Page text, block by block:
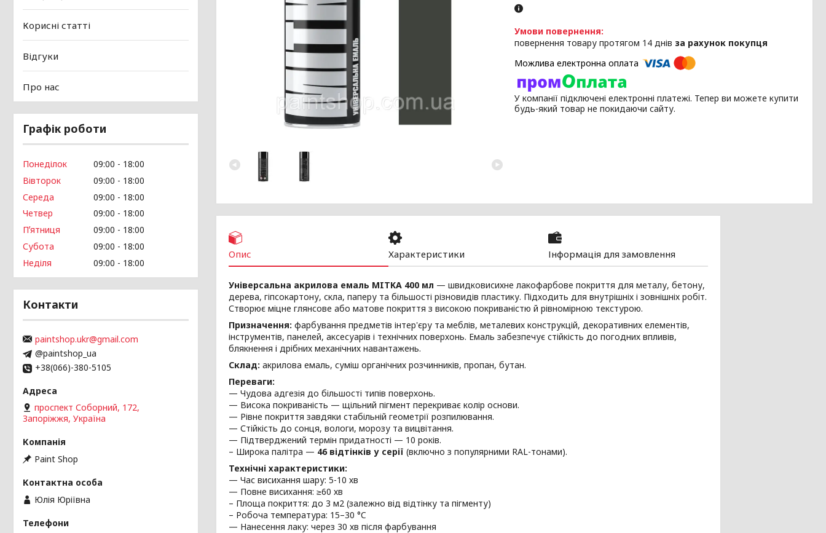
повернення товару протягом 14 днів за рахунок покупця
У компанії підключені електронні платежі. Тепер ви можете купити
будь-який товар не покидаючи сайту.
Опис Характеристики Інформація для замовлення
Універсальна акрилова емаль MITKA 400 мл — швидковисихне лакофарбове покриття для металу, бетону,
дерева, гіпсокартону, скла, паперу та більшості різновидів пластику. Підходить для внутрішніх і зовнішніх робіт.
Створює міцне глянсове або матове покриття з високою покриваністю й рівномірною текстурою.
Призначення: фарбування предметів інтер'єру та меблів, металевих конструкцій, декоративних елементів,
інструментів, панелей, аксесуарів і технічних поверхонь. Емаль забезпечує стійкість до погодних впливів,
блякнення і дрібних механічних навантажень.
Склад: акрилова емаль, суміш органічних розчинників, пропан, бутан.
Переваги:
— Чудова адгезія до більшості типів поверхонь.
— Висока покриваність — щільний пігмент перекриває колір основи.
— Рівне покриття завдяки стабільній геометрії розпилювання.
— Стійкість до сонця, вологи, морозу та вицвітання.
— Підтверджений термін придатності — 10 років.
– Широка палітра — 46 відтінків у серії (включно з популярними RAL-тонами).
Технічні характеристики:
— Час висихання шару: 5-10 хв
— Повне висихання: ≥60 хв
– Площа покриття: до 3 м2 (залежно від відтінку та пігменту)
– Робоча температура: 15–30 °C
— Нанесення лаку: через 30 хв після фарбування
Корисні статті
Відгуки
Про нас
Графік роботи
Понеділок 09:00
18:00
Вівторок
09:00
18:00
Середа
09:00
18:00
Четвер
09:00
18:00
Пʼятниця
09:00
18:00
Субота
09:00
18:00
Неділя
09:00 18:00
Контакти
paintshop.ukr@gmail.com
@paintshop_ua
+38(066)-380-5105
проспект Соборний, 172,
Запоріжжя, Україна
Paint Shop
Юлія Юріївна